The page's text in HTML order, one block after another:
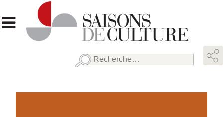
Rechercher :